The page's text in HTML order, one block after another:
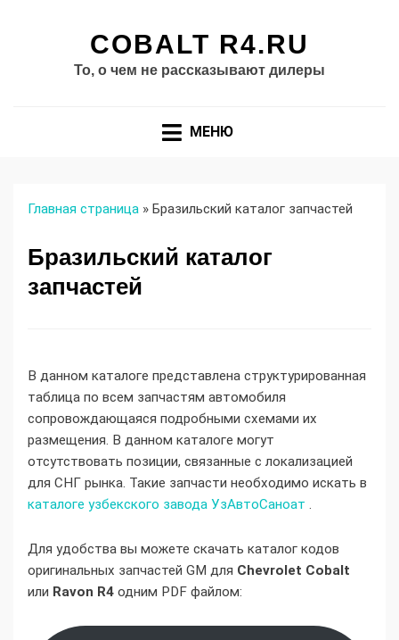
COBALT R4.RU
То, о чем не рассказывают дилеры
МЕНЮ
Главная страница » Бразильский каталог запчастей
Бразильский каталог
запчастей
В данном каталоге представлена структурированная
таблица по всем запчастям автомобиля
сопровождающаяся подробными схемами их
размещения. В данном каталоге могут
отсутствовать позиции, связанные с локализацией
для СНГ рынка. Такие запчасти необходимо искать в
каталоге узбекского завода УзАвтоСаноат .
Для удобства вы можете скачать каталог кодов
оригинальных запчастей GM для Chevrolet Cobalt
или Ravon R4 одним PDF файлом: